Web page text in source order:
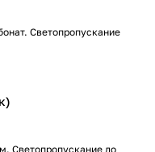
Светопропускание
Светопропускание до